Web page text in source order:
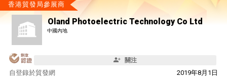
香港貿發局參展商
Oland Photoelectric Technology Co Ltd
中國內地
關注
自 2019年8月1日
登錄於貿發網